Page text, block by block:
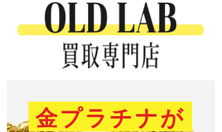
金プラチナが